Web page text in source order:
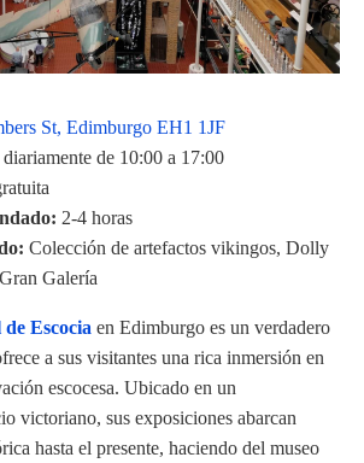
St, Edimburgo EH1 1JF
de 10:00 a 17:00
2-4 horas
Colección de artefactos vikingos, Dolly
Galería
Escocia en Edimburgo es un verdadero
a sus visitantes una rica inmersión en
escocesa. Ubicado en un
victoriano, sus exposiciones abarcan
hasta el presente, haciendo del museo